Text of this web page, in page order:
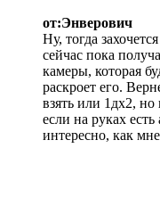
от:Энверович
Ну, тогда
сейчас пока
камеры, которая
раскроет его.
взять или 1дх2, но
если на руках
интересно, как